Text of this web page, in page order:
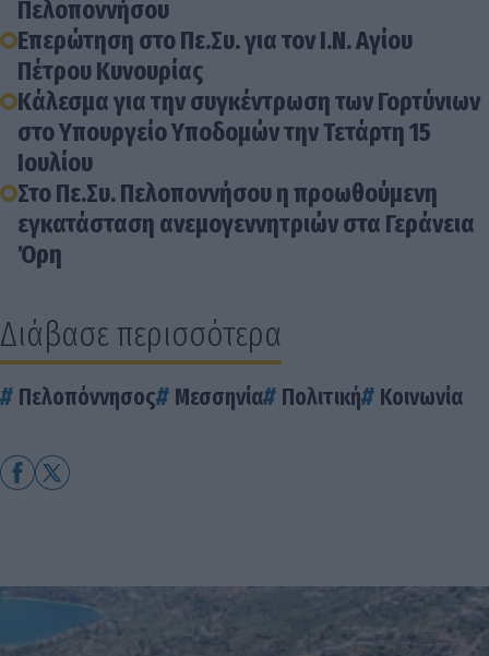
Πελοποννήσου
Επερώτηση στο Πε.Συ. για τον Ι.Ν. Αγίου
Πέτρου Κυνουρίας
Κάλεσμα για την συγκέντρωση των Γορτύνιων
στο Υπουργείο Υποδομών την Τετάρτη 15
Ιουλίου
Στο Πε.Συ. Πελοποννήσου η προωθούμενη
εγκατάσταση ανεμογεννητριών στα Γεράνεια
Όρη
Διάβασε περισσότερα
Πελοπόννησος Μεσσηνία Πολιτική Κοινωνία